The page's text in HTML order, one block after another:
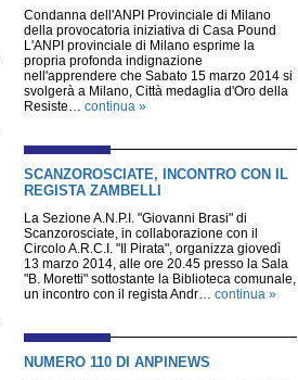
Condanna dell'ANPI Provinciale di Milano
della provocatoria iniziativa di Casa Pound
L'ANPI provinciale di Milano esprime la
propria profonda indignazione
nell'apprendere che Sabato 15 marzo 2014 si
svolgerà a Milano, Città medaglia d'Oro della
Resiste… continua »
SCANZOROSCIATE, INCONTRO CON IL
REGISTA ZAMBELLI
La Sezione A.N.P.I. "Giovanni Brasi" di
Scanzorosciate, in collaborazione con il
Circolo A.R.C.I. "Il Pirata", organizza giovedì
13 marzo 2014, alle ore 20.45 presso la Sala
"B. Moretti" sottostante la Biblioteca comunale,
un incontro con il regista Andr… continua »
NUMERO 110 DI ANPINEWS